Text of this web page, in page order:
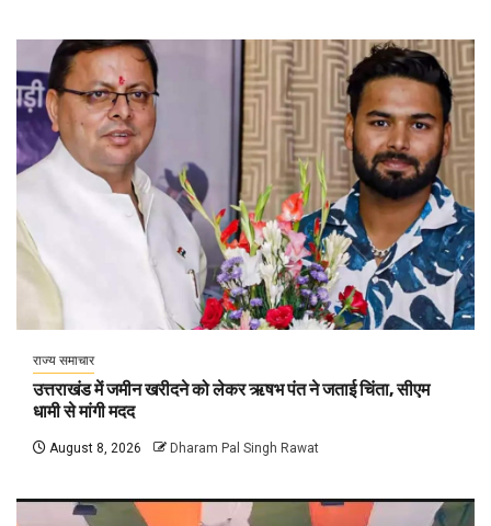
राज्य समाचार
उत्तराखंड में जमीन खरीदने को लेकर ऋषभ पंत ने जताई चिंता, सीएम
धामी से मांगी मदद
August 8, 2026 Dharam Pal Singh Rawat